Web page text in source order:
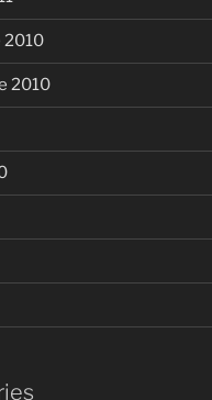
2010
2010